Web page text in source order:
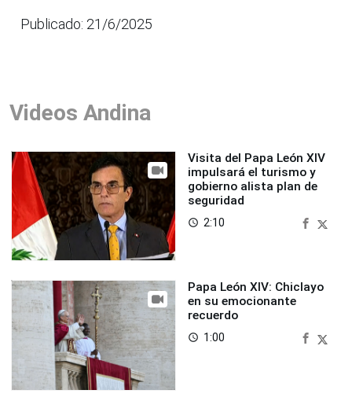
Publicado: 21/6/2025
Videos Andina
Visita del Papa León XIV
impulsará el turismo y
gobierno alista plan de
seguridad
access_time 2:10
Papa León XIV: Chiclayo
en su emocionante
recuerdo
access_time 1:00